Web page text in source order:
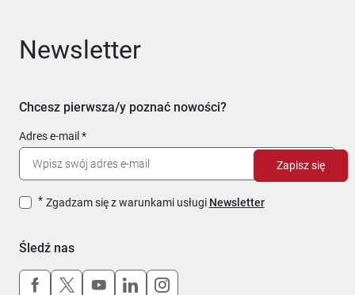
Newsletter
Chcesz pierwsza/y poznać nowości?
Adres e-mail
Zgadzam się z warunkami usługi Newsletter
Zapisz się
Śledź nas
Uwaga, link otworzy się w nowym oknie
Uwaga, link otworzy się w nowym oknie
Uwaga, link otworzy się w nowym
Uwaga, link otworzy się w
Uwaga, link otworzy się w